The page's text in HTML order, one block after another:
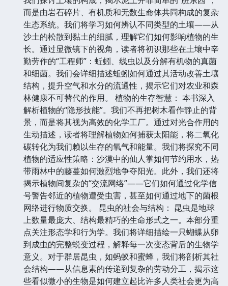
而是由岩石碎片、有机质和无数生命体共同构成的复杂
生态系统。我们将学习如何辨认不同类型的土壤——从
沙土的松散到黏土的细腻，理解它们如何影响植物的生
长。通过显微镜下的视角，读者将初识那些在土壤中辛
勤劳作的“工程师”：蚯蚓、线虫以及分解有机物的真菌
和细菌。我们会详细描述蚯蚓如何通过其活动改善土壤
结构，提升空气和水分的流通性，揭示它们对农业和森
林健康不可替代的作用。 植物的生存智慧： 本书深入
解析植物的“隐形技能”。我们不再把树木看作静止的背
景，而是将其视为高效的化学工厂。通过对光合作用的
生动描述，读者将理解植物如何捕获太阳能，将二氧化
碳转化为我们赖以生存的氧气和能量。我们将探究不同
植物的适应性策略：沙漠中的仙人掌如何节约用水，热
带雨林中的藤蔓如何激烈地争夺阳光。此外，我们还将
揭示植物间复杂的“交流网络”——它们如何通过化学信
号警告邻近的植物遭受虫害，甚至如何通过地下的菌根
网络进行物质交换。 昆虫的社会与结构： 昆虫是地球
上数量最庞大、结构最精巧的生命形式之一。本部分重
点关注形态学和行为学。我们将详细描绘一只蝴蝶从卵
到成虫的完整蜕变过程，解释每一次变态背后的生物学
意义。对于群居昆虫，如蚂蚁和蜜蜂，我们将剖析其社
会结构——从信息素的传递到复杂的劳动分工，揭示这
些看似微小的生物是如何建立起比许多人类社会更为高